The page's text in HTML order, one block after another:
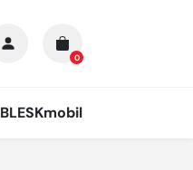
0
BLESKmobil